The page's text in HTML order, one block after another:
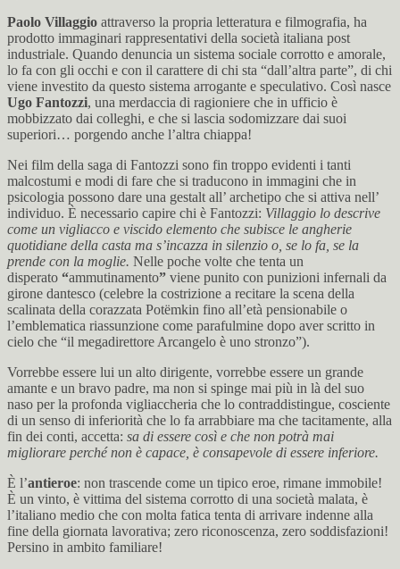
Paolo Villaggio attraverso la propria letteratura e filmografia, ha
prodotto immaginari rappresentativi della società italiana post
industriale. Quando denuncia un sistema sociale corrotto e amorale,
lo fa con gli occhi e con il carattere di chi sta “dall’altra parte”, di chi
viene investito da questo sistema arrogante e speculativo. Così nasce
Ugo Fantozzi, una merdaccia di ragioniere che in ufficio è
mobbizzato dai colleghi, e che si lascia sodomizzare dai suoi
superiori… porgendo anche l’altra chiappa!
Nei film della saga di Fantozzi sono fin troppo evidenti i tanti
malcostumi e modi di fare che si traducono in immagini che in
psicologia possono dare una gestalt all’ archetipo che si attiva nell’
individuo. È necessario capire chi è Fantozzi: Villaggio lo descrive
come un vigliacco e viscido elemento che subisce le angherie
quotidiane della casta ma s’incazza in silenzio o, se lo fa, se la
prende con la moglie. Nelle poche volte che tenta un
disperato “ammutinamento” viene punito con punizioni infernali da
girone dantesco (celebre la costrizione a recitare la scena della
scalinata della corazzata Potëmkin fino all’età pensionabile o
l’emblematica riassunzione come parafulmine dopo aver scritto in
cielo che “il megadirettore Arcangelo è uno stronzo”).
Vorrebbe essere lui un alto dirigente, vorrebbe essere un grande
amante e un bravo padre, ma non si spinge mai più in là del suo
naso per la profonda vigliaccheria che lo contraddistingue, cosciente
di un senso di inferiorità che lo fa arrabbiare ma che tacitamente, alla
fin dei conti, accetta: sa di essere così e che non potrà mai
migliorare perché non è capace, è consapevole di essere inferiore.
È l’antieroe: non trascende come un tipico eroe, rimane immobile!
È un vinto, è vittima del sistema corrotto di una società malata, è
l’italiano medio che con molta fatica tenta di arrivare indenne alla
fine della giornata lavorativa; zero riconoscenza, zero soddisfazioni!
Persino in ambito familiare!